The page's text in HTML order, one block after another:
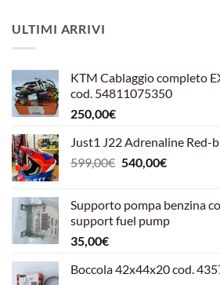
ULTIMI ARRIVI
KTM Cablaggio completo
cod. 54811075350
250,00€
Just1 J22 Adrenaline Red-
599,00€ Il
era:
599,00€.
540,00€Il
è:
540,00€.
Supporto pompa benzina
support fuel pump
35,00€
Boccola 42x44x20 cod.